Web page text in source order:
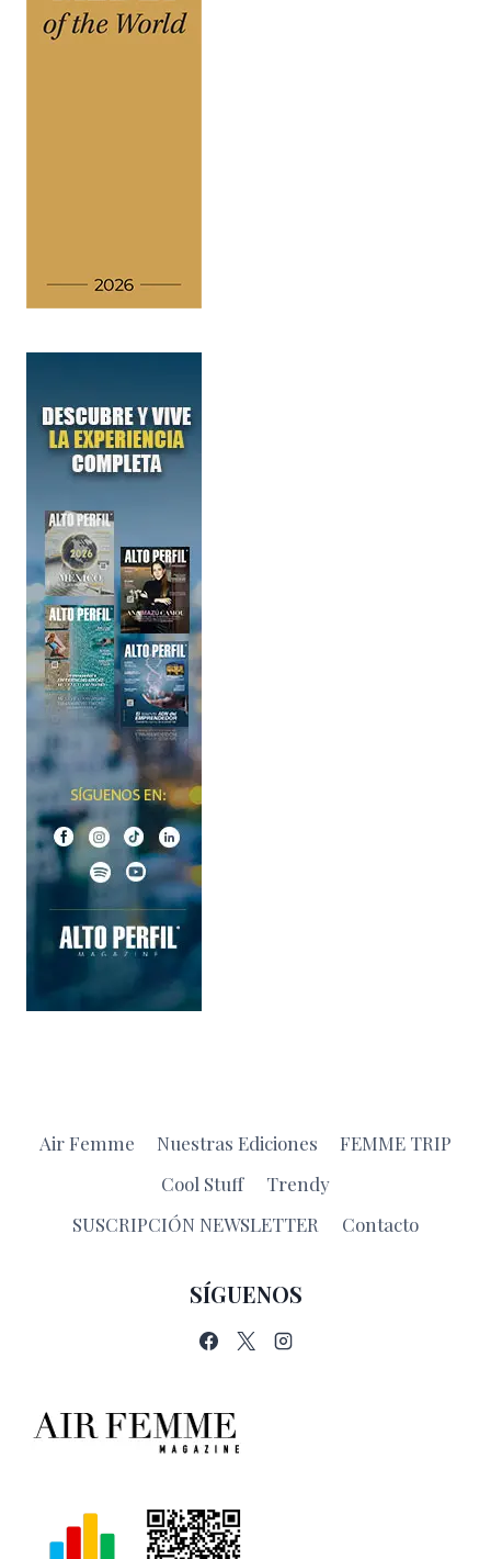
Air Femme Nuestras Ediciones
FEMME TRIP
Cool Stuff
Trendy
SUSCRIPCIÓN NEWSLETTER
Contacto
SÍGUENOS